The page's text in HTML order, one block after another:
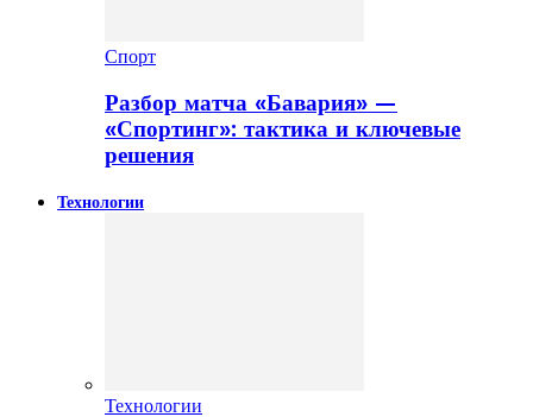
Спорт
Разбор матча «Бавария» —
«Спортинг»: тактика и ключевые
решения
Технологии
Технологии